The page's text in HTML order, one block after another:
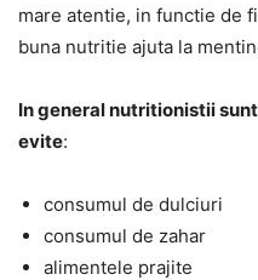
mare atentie, in functie de
buna nutritie ajuta la
In general nutritionistii
evite:
consumul de dulciuri
consumul de zahar
alimentele prajite